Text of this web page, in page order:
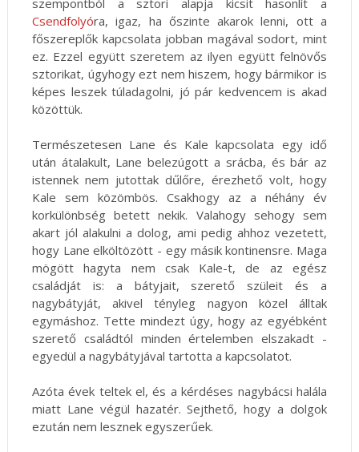
Csendfolyóra, igaz, ha őszinte akarok lenni, ott a
főszereplők kapcsolata jobban magával sodort, mint
ez. Ezzel együtt szeretem az ilyen együtt felnövős
sztorikat, úgyhogy ezt nem hiszem, hogy bármikor is
képes leszek túladagolni, jó pár kedvencem is akad
közöttük.
Természetesen Lane és Kale kapcsolata egy idő
után átalakult, Lane belezúgott a srácba, és bár az
istennek nem jutottak dűlőre, érezhető volt, hogy
Kale sem közömbös. Csakhogy az a néhány év
korkülönbség betett nekik. Valahogy sehogy sem
akart jól alakulni a dolog, ami pedig ahhoz vezetett,
hogy Lane elköltözött - egy másik kontinensre. Maga
mögött hagyta nem csak Kale-t, de az egész
családját is: a bátyjait, szerető szüleit és a
nagybátyját, akivel tényleg nagyon közel álltak
egymáshoz. Tette mindezt úgy, hogy az egyébként
szerető családtól minden értelemben elszakadt -
egyedül a nagybátyjával tartotta a kapcsolatot.
Azóta évek teltek el, és a kérdéses nagybácsi halála
miatt Lane végül hazatér. Sejthető, hogy a dolgok
ezután nem lesznek egyszerűek.